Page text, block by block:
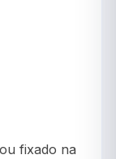
fixado na